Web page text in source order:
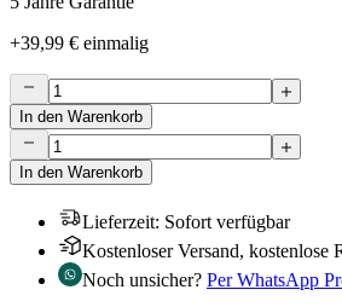
+39,99 € einmalig
In den Warenkorb
In den Warenkorb
Lieferzeit: Sofort verfügbar
Kostenloser Versand, kostenlose
Noch unsicher? Per WhatsApp